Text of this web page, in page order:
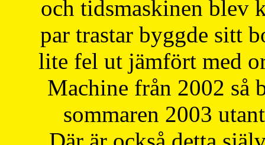
och tidsmaskinen blev
par trastar byggde sitt
lite fel ut jämfört med
Machine från 2002 så
sommaren 2003